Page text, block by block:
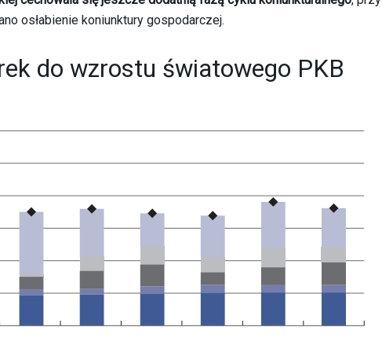
osłabienie koniunktury gospodarczej.
do wzrostu światowego PKB